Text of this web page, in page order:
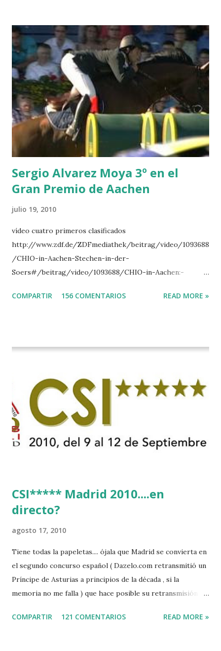
POWER - MILLAR 5 ARMANIE -VOORN 6 QUERLYBET
HERO -LEJAUNE 7 MO CHROI - O’BRIEN 8 CARMENA Z -
BREEN 9 JALLA DE GAVIERE -RAMZY AL DUHAMI 10
NOVEL -PHILIPPAERTS 3 triple 1 LATE NIGHT -LEVY 2 K
CLUB LADY -O’CONNOR 3 QUICK STUDY - HOUGH 4
LORENZO -AHLMANN 5 L’ESPOIR -GULLIKSEN 6
TOPINAMBOUR -LEPREVOST 7 WISCONSIN 111 -MOYA 8
INTERTOY Z - BRASH 9 HERALD –CORDON 10 SELDANA
DI CAMPALTO -SHARBATLY Vuelta Triunfal... el ganador
del Gran Premio en su vuelta de honor
Sergio Alvarez Moya 3º en el
Gran Premio de Aachen
julio 19, 2010
vídeo cuatro primeros clasificados
http://www.zdf.de/ZDFmediathek/beitrag/video/1093688
/CHIO-in-Aachen-Stechen-in-der-
Soers#/beitrag/video/1093688/CHIO-in-Aachen:-
COMPARTIR 156 COMENTARIOS READ MORE »
CSI***** Madrid 2010....en
directo?
agosto 17, 2010
Tiene todas la papeletas.... ójala que Madrid se convierta en
el segundo concurso español ( Dazelo.com retransmitió un
Príncipe de Asturias a principios de la década , si la
memoria no me falla ) que hace posible su retransmisión via
mundo mundial...
COMPARTIR 121 COMENTARIOS READ MORE »